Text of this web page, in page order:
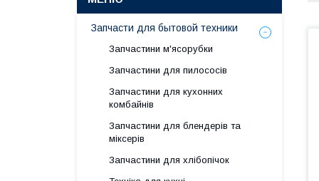
Запчасти для бытовой техники
Запчастини м'ясорубки
Запчастини для пилососів
Запчастини для кухонних
комбайнів
Запчастини для блендерів та
міксерів
Запчастини для хлібопічок